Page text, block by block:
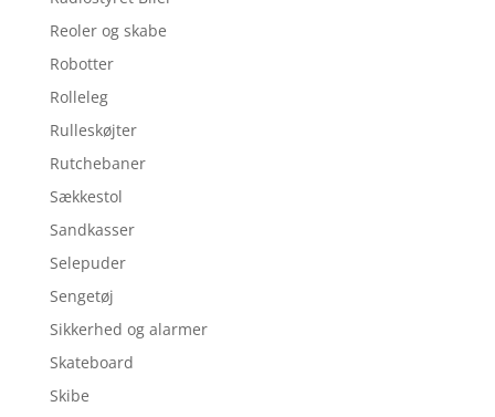
Reoler og skabe
Robotter
Rolleleg
Rulleskøjter
Rutchebaner
Sækkestol
Sandkasser
Selepuder
Sengetøj
Sikkerhed og alarmer
Skateboard
Skibe